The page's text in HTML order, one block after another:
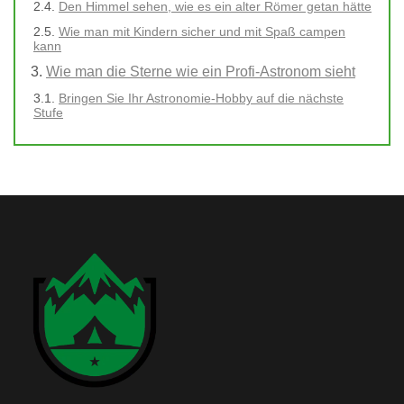
Den Himmel sehen, wie es ein alter Römer getan hätte
Wie man mit Kindern sicher und mit Spaß campen
kann
Wie man die Sterne wie ein Profi-Astronom sieht
Bringen Sie Ihr Astronomie-Hobby auf die nächste
Stufe